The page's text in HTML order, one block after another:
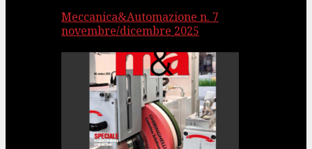
Meccanica&Automazione n. 7
novembre/dicembre 2025